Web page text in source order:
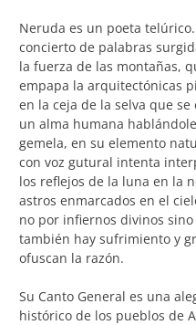
Neruda es un poeta
concierto de palabras
la fuerza de las montañas,
empapa la arquitectónicas
en la ceja de la selva que
un alma humana
gemela, en su elemento
con voz gutural intenta
los reflejos de la luna en la
astros enmarcados en el
no por infiernos divinos
también hay sufrimiento y
ofuscan la razón.
Su Canto General es una
histórico de los pueblos de